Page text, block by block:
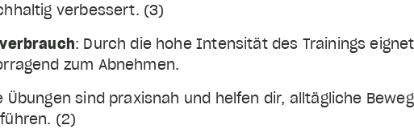
verbessert. (3)
: Durch die hohe Intensität des Trainings
zum Abnehmen.
Übungen sind praxisnah und helfen dir, alltägliche
(2)